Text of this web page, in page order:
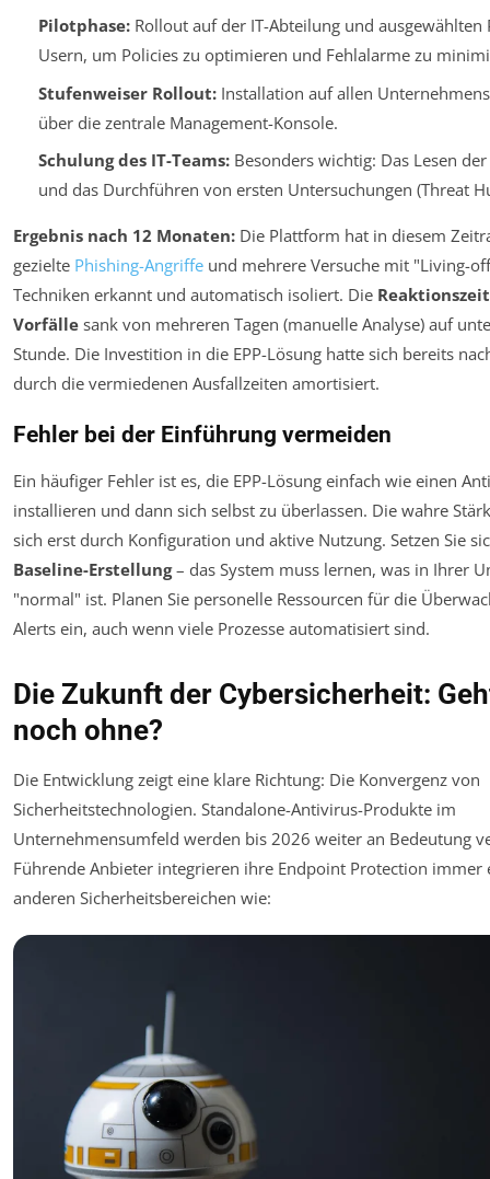
Pilotphase:Rollout auf der IT-Abteilung und ausgewählten
Usern, um Policies zu optimieren und Fehlalarme zu
Stufenweiser Rollout:Installation auf allen
über die zentrale Management-Konsole.
Schulung des IT-Teams:Besonders wichtig: Das Lesen der
und das Durchführen von ersten Untersuchungen (Threat
Ergebnis nach 12 Monaten: Die Plattform hat in diesem
gezielte Phishing-Angriffe und mehrere Versuche mit "Living-
Techniken erkannt und automatisch isoliert. Die
Vorfälle sank von mehreren Tagen (manuelle Analyse) auf
Stunde. Die Investition in die EPP-Lösung hatte sich bereits
durch die vermiedenen Ausfallzeiten amortisiert.
Fehler bei der Einführung vermeiden
Ein häufiger Fehler ist es, die EPP-Lösung einfach wie einen
installieren und dann sich selbst zu überlassen. Die wahre
sich erst durch Konfiguration und aktive Nutzung. Setzen Sie
Baseline-Erstellung– das System muss lernen, was in Ihrer
"normal" ist. Planen Sie personelle Ressourcen für die
Alerts ein, auch wenn viele Prozesse automatisiert sind.
Die Zukunft der Cybersicherheit:
noch ohne?
Die Entwicklung zeigt eine klare Richtung: Die Konvergenz von
Sicherheitstechnologien. Standalone-Antivirus-Produkte im
Unternehmensumfeld werden bis 2026 weiter an Bedeutung
Führende Anbieter integrieren ihre Endpoint Protection immer
anderen Sicherheitsbereichen wie: